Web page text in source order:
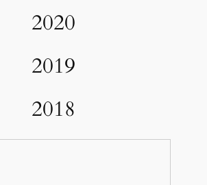
2020
2019
2018